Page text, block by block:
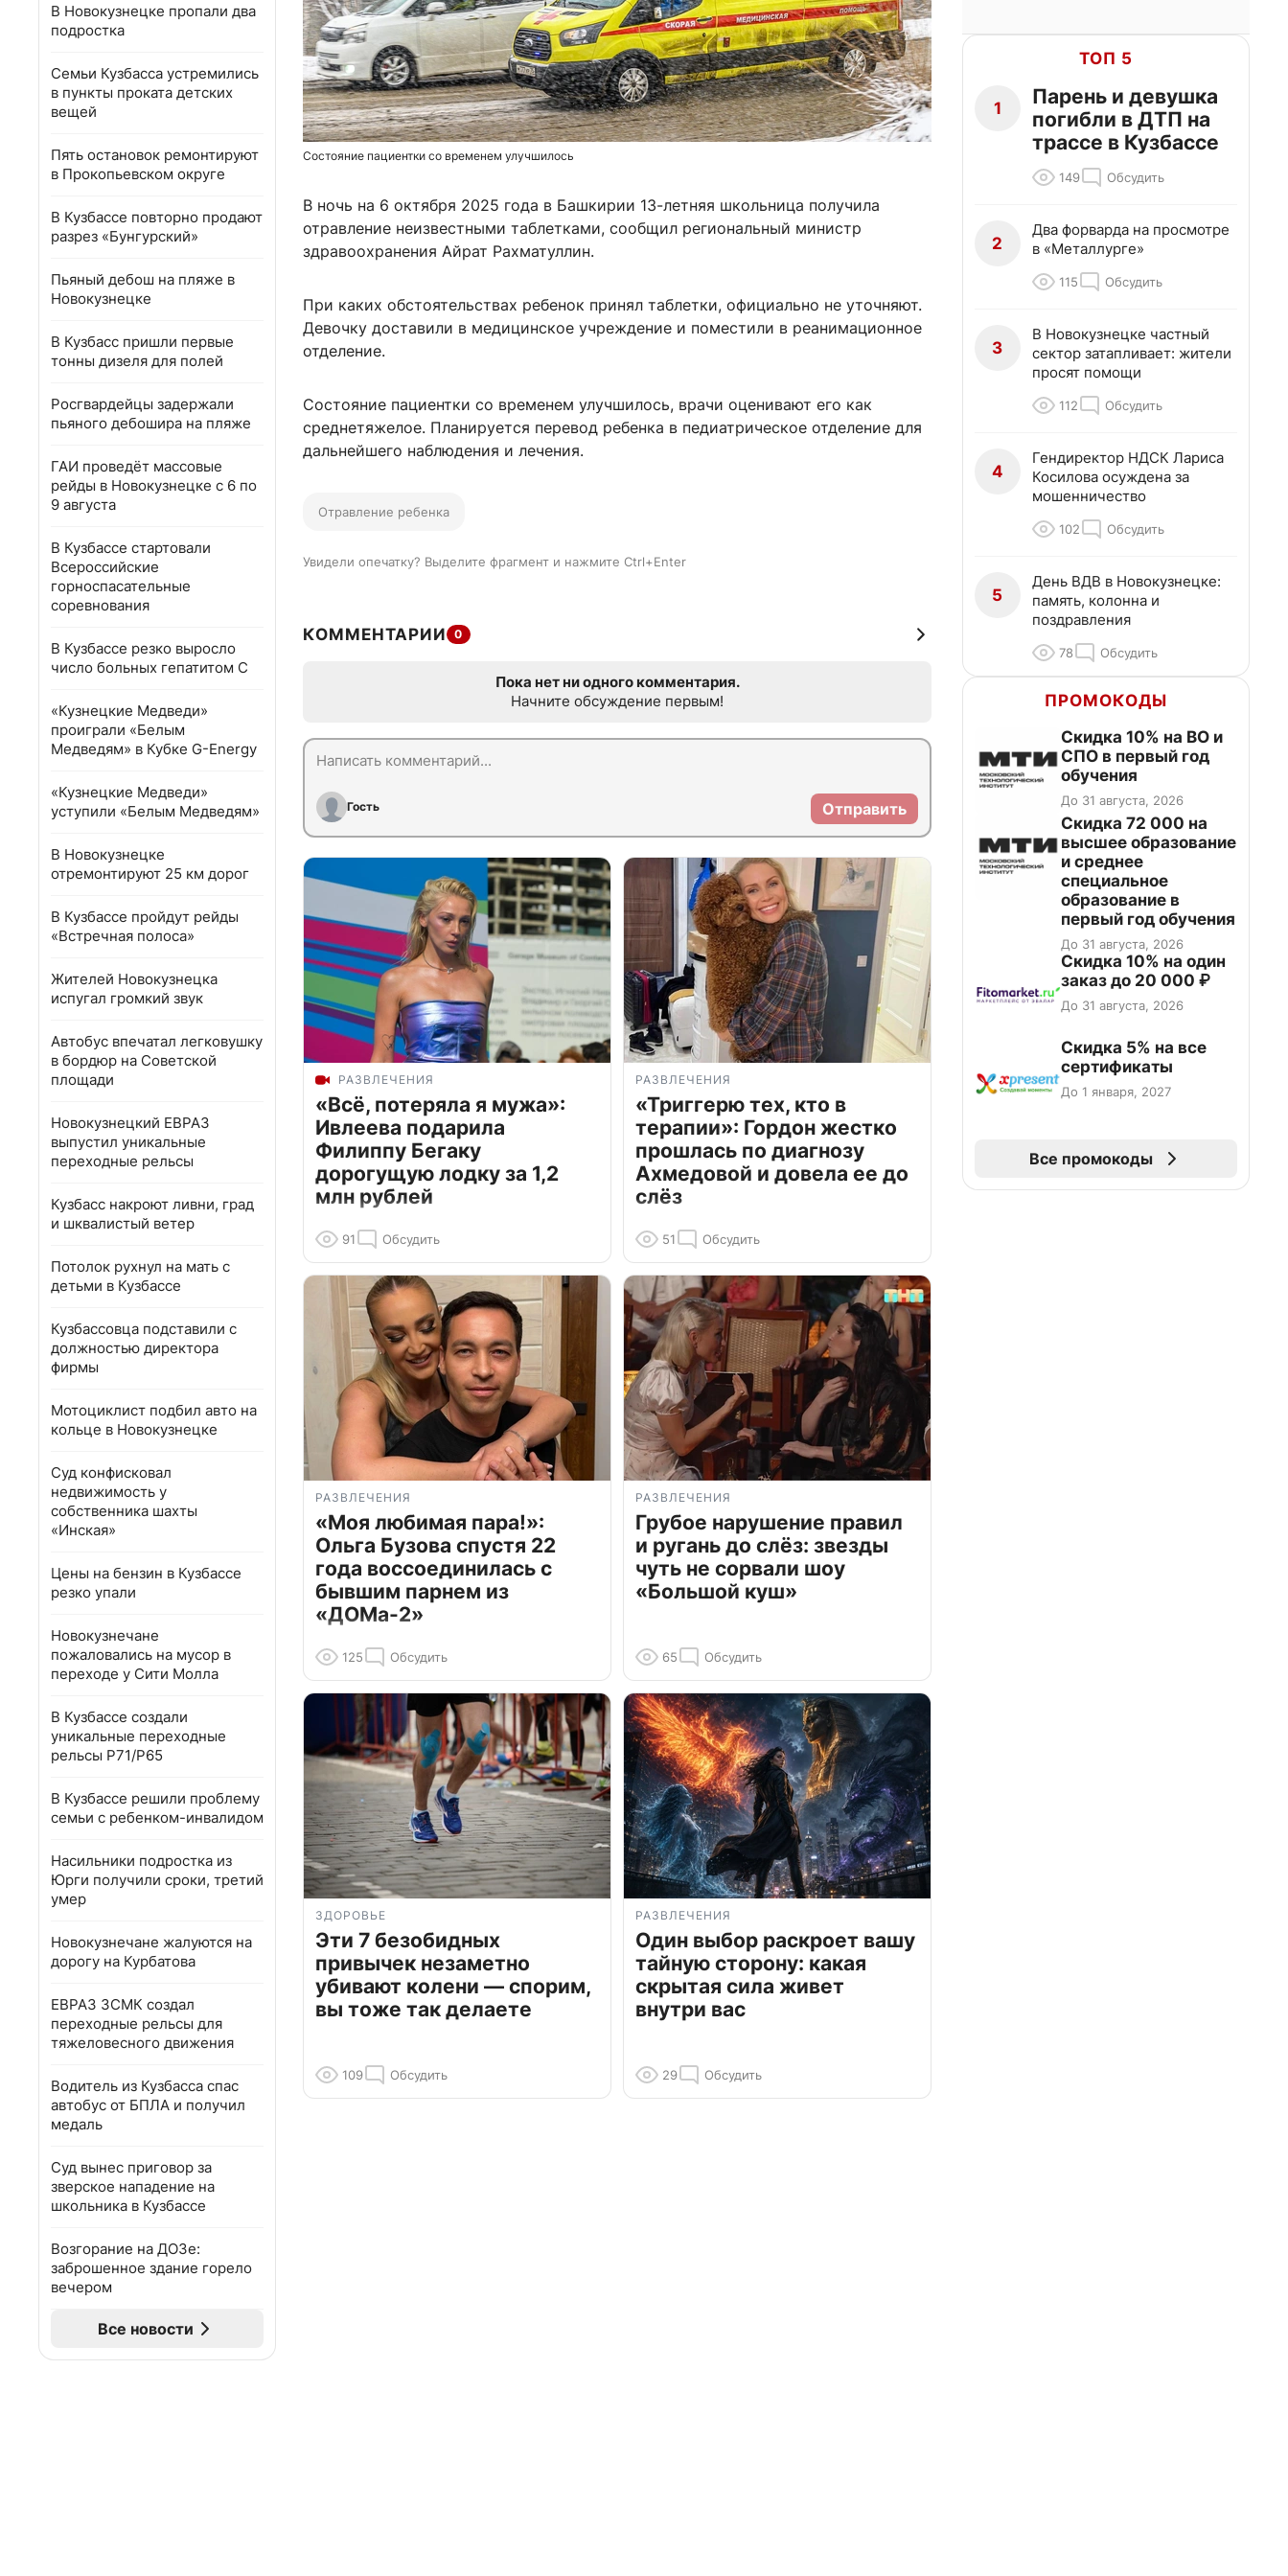
В Новокузнецке пропали два
подростка
Семьи Кузбасса устремились
в пункты проката детских
вещей
Пять остановок ремонтируют
в Прокопьевском округе
В Кузбассе повторно продают
разрез «Бунгурский»
Пьяный дебош на пляже в
Новокузнецке
В Кузбасс пришли первые
тонны дизеля для полей
Росгвардейцы задержали
пьяного дебошира на пляже
ГАИ проведёт массовые
рейды в Новокузнецке с 6 по
9 августа
В Кузбассе стартовали
Всероссийские
горноспасательные
соревнования
В Кузбассе резко выросло
число больных гепатитом С
«Кузнецкие Медведи»
проиграли «Белым
Медведям» в Кубке G-Energy
«Кузнецкие Медведи»
уступили «Белым Медведям»
В Новокузнецке
отремонтируют 25 км дорог
В Кузбассе пройдут рейды
«Встречная полоса»
Жителей Новокузнецка
испугал громкий звук
Автобус впечатал легковушку
в бордюр на Советской
площади
Новокузнецкий ЕВРАЗ
выпустил уникальные
переходные рельсы
Кузбасс накроют ливни, град
и шквалистый ветер
Потолок рухнул на мать с
детьми в Кузбассе
Кузбассовца подставили с
должностью директора
фирмы
Мотоциклист подбил авто на
кольце в Новокузнецке
Суд конфисковал
недвижимость у
собственника шахты
«Инская»
Цены на бензин в Кузбассе
резко упали
Новокузнечане
пожаловались на мусор в
переходе у Сити Молла
В Кузбассе создали
уникальные переходные
рельсы Р71/Р65
В Кузбассе решили проблему
семьи с ребенком-инвалидом
Насильники подростка из
Юрги получили сроки, третий
умер
Новокузнечане жалуются на
дорогу на Курбатова
ЕВРАЗ ЗСМК создал
переходные рельсы для
тяжеловесного движения
Водитель из Кузбасса спас
автобус от БПЛА и получил
медаль
Суд вынес приговор за
зверское нападение на
школьника в Кузбассе
Возгорание на ДОЗе:
заброшенное здание горело
вечером
Все новости
Состояние пациентки со временем улучшилось
В ночь на 6 октября 2025 года в Башкирии 13-летняя школьница получила
отравление неизвестными таблетками, сообщил региональный министр
здравоохранения Айрат Рахматуллин.
При каких обстоятельствах ребенок принял таблетки, официально не уточняют.
Девочку доставили в медицинское учреждение и поместили в реанимационное
отделение.
Состояние пациентки со временем улучшилось, врачи оценивают его как
среднетяжелое. Планируется перевод ребенка в педиатрическое отделение для
дальнейшего наблюдения и лечения.
Отравление ребенка
Увидели опечатку? Выделите фрагмент и нажмите Ctrl+Enter
КОММЕНТАРИИ 0
Пока нет ни одного комментария.
Начните обсуждение первым!
Гость Отправить
РАЗВЛЕЧЕНИЯ
«Всё, потеряла я мужа»:
Ивлеева подарила
Филиппу Бегаку
дорогущую лодку за 1,2
млн рублей
91 Обсудить
РАЗВЛЕЧЕНИЯ
«Триггерю тех, кто в
терапии»: Гордон жестко
прошлась по диагнозу
Ахмедовой и довела ее до
слёз
51 Обсудить
РАЗВЛЕЧЕНИЯ
«Моя любимая пара!»:
Ольга Бузова спустя 22
года воссоединилась с
бывшим парнем из
«ДОМа-2»
125 Обсудить
РАЗВЛЕЧЕНИЯ
Грубое нарушение правил
и ругань до слёз: звезды
чуть не сорвали шоу
«Большой куш»
65 Обсудить
ЗДОРОВЬЕ
Эти 7 безобидных
привычек незаметно
убивают колени — спорим,
вы тоже так делаете
109 Обсудить
РАЗВЛЕЧЕНИЯ
Один выбор раскроет вашу
тайную сторону: какая
скрытая сила живет
внутри вас
29 Обсудить
ТОП 5
1
Парень и девушка
погибли в ДТП на
трассе в Кузбассе
149 Обсудить
2
Два форварда на просмотре
в «Металлурге»
115 Обсудить
3
В Новокузнецке частный
сектор затапливает: жители
просят помощи
112 Обсудить
4
Гендиректор НДСК Лариса
Косилова осуждена за
мошенничество
102 Обсудить
5
День ВДВ в Новокузнецке:
память, колонна и
поздравления
78 Обсудить
ПРОМОКОДЫ
Скидка 10% на ВО и
СПО в первый год
обучения
До 31 августа, 2026
Скидка 72 000 на
высшее образование
и среднее
специальное
образование в
первый год обучения
До 31 августа, 2026
Скидка 10% на один
заказ до 20 000 ₽
До 31 августа, 2026
Скидка 5% на все
сертификаты
До 1 января, 2027
Все промокоды